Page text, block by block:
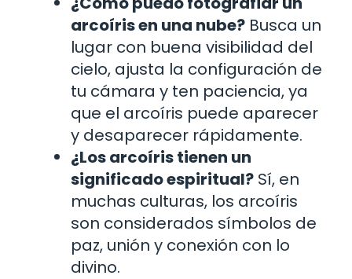
arcoíris en una nube? Busca un
lugar con buena visibilidad del
cielo, ajusta la configuración de
tu cámara y ten paciencia, ya
que el arcoíris puede aparecer
y desaparecer rápidamente.
¿Los arcoíris tienen un
significado espiritual? Sí, en
muchas culturas, los arcoíris
son considerados símbolos de
paz, unión y conexión con lo
divino.